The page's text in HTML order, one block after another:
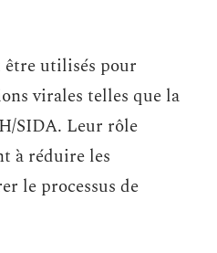
utilisés pour
virales telles que la
SIDA. Leur rôle
à réduire les
le processus de